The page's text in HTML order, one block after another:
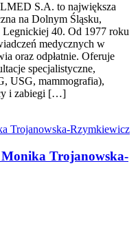
S.A. to największa
na Dolnym Śląsku,
40. Od 1977 roku
medycznych w
oraz odpłatnie. Oferuje
specjalistyczne,
USG, mammografia),
i zabiegi […]
Trojanowska-